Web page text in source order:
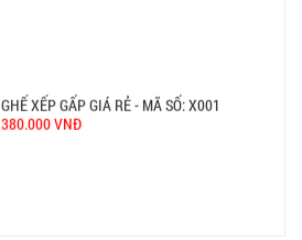
GHẾ XẾP GẤP GIÁ RẺ - MÃ SỐ: X001
380.000 VNĐ